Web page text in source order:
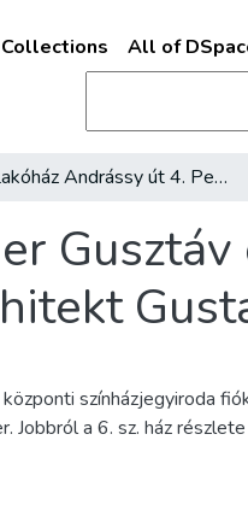
All of
Lakóház Andrássy út 4. Petschacher Gusztáv épitész Wohnhaus Andrássy út No. 4. Architekt Gustav Petschacher /
színházjegyiroda
Jobbról a 6. sz. ház